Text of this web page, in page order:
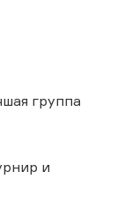
группа
и